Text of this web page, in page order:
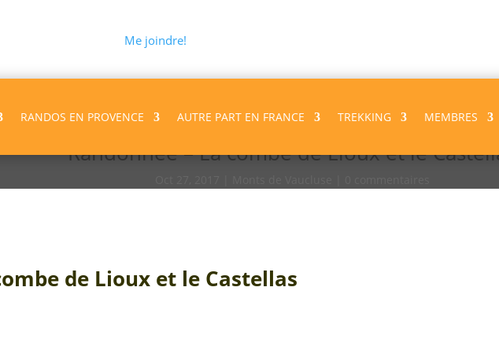
Me joindre!
RANDOS EN PROVENCE AUTRE PART EN FRANCE TREKKING MEMBRES
Randonnée – La combe de Lioux et le
de Lioux et le Castellas